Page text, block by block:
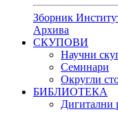
Зборник
Архива
СКУПОВИ
Научни
Семинари
Округли
БИБЛИОТЕКА
Дигитални